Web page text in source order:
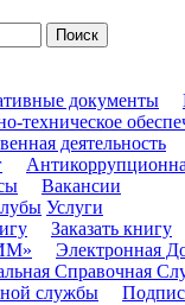
Поиск
документы
техническое
деятельность
Вакансии
Услуги
Заказать книгу
Электронная
Справочная
службы